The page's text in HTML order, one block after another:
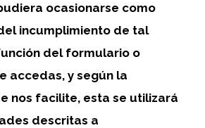
ocasionarse como
incumplimiento de tal
del formulario o
accedas, y según la
nos facilite, esta se utilizará
descritas a